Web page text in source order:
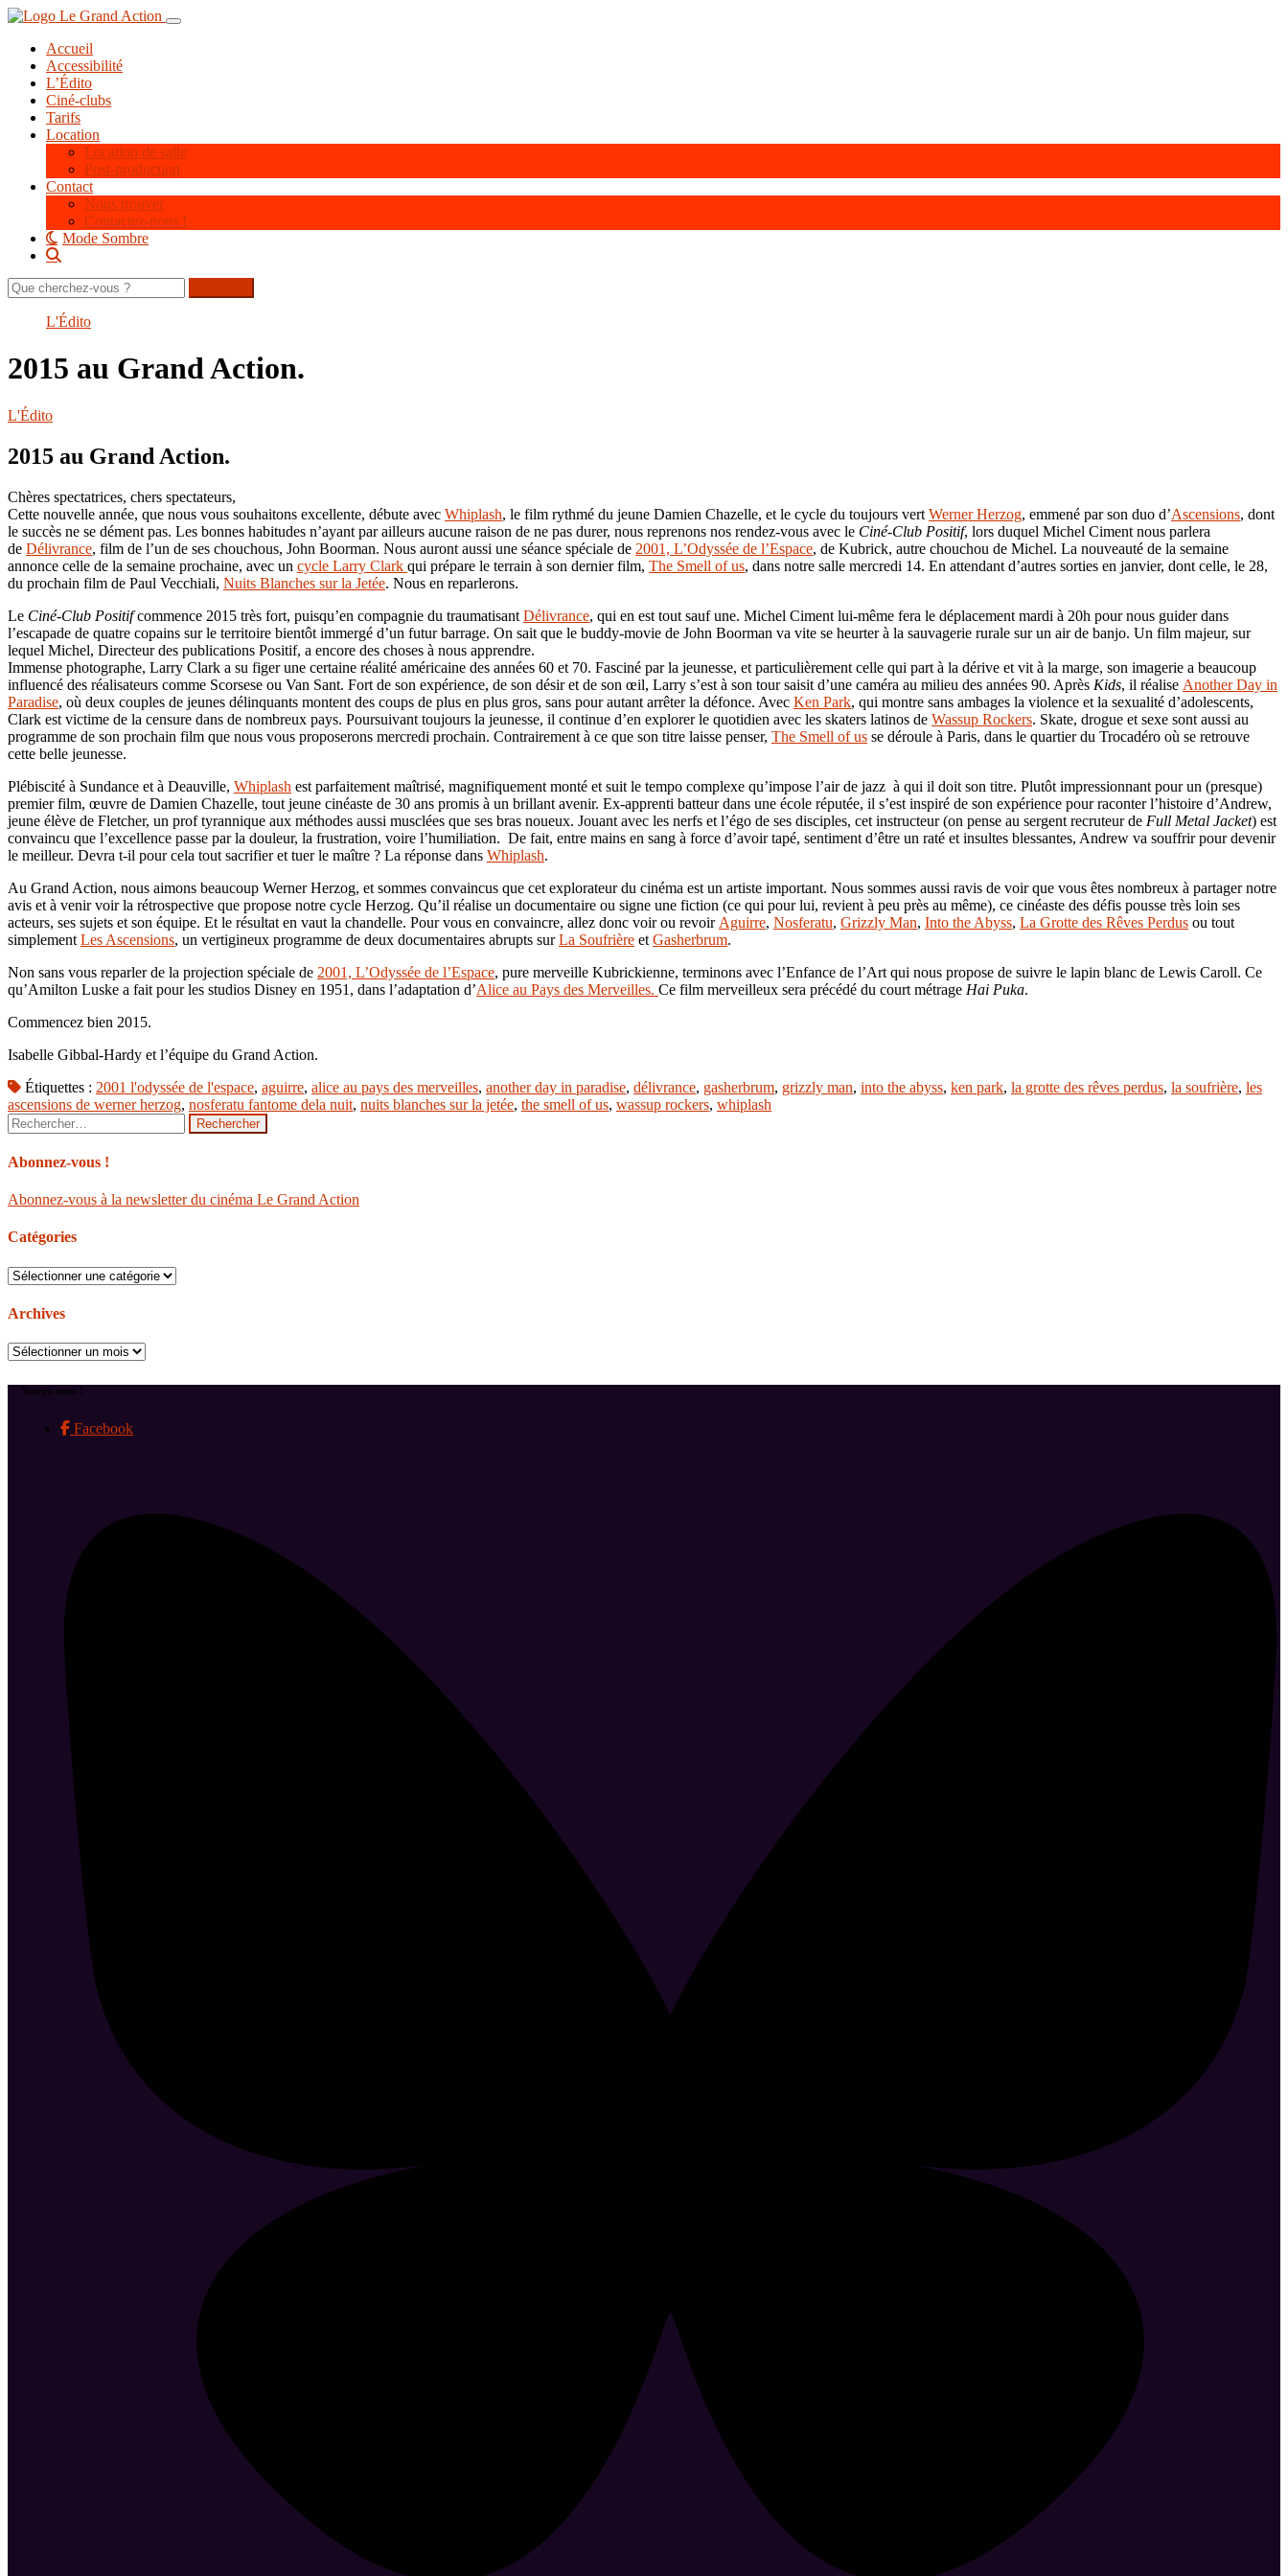
Aller
contenu
principal
Toggle navigation
Accueil
Accessibilité
L’Édito
Ciné-clubs
Tarifs
Location
Location de salle
Post-production
Contact
Nous trouver
Contactez-nous !
Mode Sombre
Rechercher
sur
L'Édito
2015 au Grand Action.
L'Édito
2015 au Grand Action.
Chères spectatrices, chers spectateurs,
Cette nouvelle année, que nous vous souhaitons excellente, débute avec Whiplash, le film rythmé du jeune Damien Chazelle, et le cycle du toujours vert Werner Herzog, emmené par son duo d’Ascensions, dont
le succès ne se dément pas. Les bonnes habitudes n’ayant par ailleurs aucune raison de ne pas durer, nous reprenons nos rendez-vous avec le Ciné-Club Positif, lors duquel Michel Ciment nous parlera
de Délivrance, film de l’un de ses chouchous, John Boorman. Nous auront aussi une séance spéciale de 2001, L’Odyssée de l’Espace, de Kubrick, autre chouchou de Michel. La nouveauté de la semaine
annonce celle de la semaine prochaine, avec un cycle Larry Clark qui prépare le terrain à son dernier film, The Smell of us, dans notre salle mercredi 14. En attendant d’autres sorties en janvier, dont celle, le 28,
du prochain film de Paul Vecchiali, Nuits Blanches sur la Jetée. Nous en reparlerons.
Le Ciné-Club Positifcommence 2015 très fort, puisqu’en compagnie du traumatisant Délivrance, qui en est tout sauf une. Michel Ciment lui-même fera le déplacement mardi à 20h pour nous guider dans
l’escapade de quatre copains sur le territoire bientôt immergé d’un futur barrage. On sait que le buddy-movie de John Boorman va vite se heurter à la sauvagerie rurale sur un air de banjo. Un film majeur, sur
lequel Michel, Directeur des publications Positif, a encore des choses à nous apprendre.
Immense photographe, Larry Clark a su figer une certaine réalité américaine des années 60 et 70. Fasciné par la jeunesse, et particulièrement celle qui part à la dérive et vit à la marge, son imagerie a beaucoup
influencé des réalisateurs comme Scorsese ou Van Sant. Fort de son expérience, de son désir et de son œil, Larry s’est à son tour saisit d’une caméra au milieu des années 90. Après Kids, il réalise Another Day in
Paradise, où deux couples de jeunes délinquants montent des coups de plus en plus gros, sans pour autant arrêter la défonce. Avec Ken Park, qui montre sans ambages la violence et la sexualité d’adolescents,
Clark est victime de la censure dans de nombreux pays. Poursuivant toujours la jeunesse, il continue d’en explorer le quotidien avec les skaters latinos de Wassup Rockers. Skate, drogue et sexe sont aussi au
programme de son prochain film que nous vous proposerons mercredi prochain. Contrairement à ce que son titre laisse penser, The Smell of us se déroule à Paris, dans le quartier du Trocadéro où se retrouve
cette belle jeunesse.
Plébiscité à Sundance et à Deauville, Whiplash est parfaitement maîtrisé, magnifiquement monté et suit le tempo complexe qu’impose l’air de jazz à qui il doit son titre. Plutôt impressionnant pour un (presque)
premier film, œuvre de Damien Chazelle, tout jeune cinéaste de 30 ans promis à un brillant avenir. Ex-apprenti batteur dans une école réputée, il s’est inspiré de son expérience pour raconter l’histoire d’Andrew,
jeune élève de Fletcher, un prof tyrannique aux méthodes aussi musclées que ses bras noueux. Jouant avec les nerfs et l’égo de ses disciples, cet instructeur (on pense au sergent recruteur de Full Metal Jacket) est
convaincu que l’excellence passe par la douleur, la frustration, voire l’humiliation. De fait, entre mains en sang à force d’avoir tapé, sentiment d’être un raté et insultes blessantes, Andrew va souffrir pour devenir
le meilleur. Devra t-il pour cela tout sacrifier et tuer le maître ? La réponse dans Whiplash.
Au Grand Action, nous aimons beaucoup Werner Herzog, et sommes convaincus que cet explorateur du cinéma est un artiste important. Nous sommes aussi ravis de voir que vous êtes nombreux à partager notre
avis et à venir voir la rétrospective que propose notre cycle Herzog. Qu’il réalise un documentaire ou signe une fiction (ce qui pour lui, revient à peu près au même), ce cinéaste des défis pousse très loin ses
acteurs, ses sujets et son équipe. Et le résultat en vaut la chandelle. Pour vous en convaincre, allez donc voir ou revoir Aguirre, Nosferatu, Grizzly Man, Into the Abyss, La Grotte des Rêves Perdus ou tout
simplement Les Ascensions, un vertigineux programme de deux documentaires abrupts surLa Soufrière et Gasherbrum.
Non sans vous reparler de la projection spéciale de 2001, L’Odyssée de l’Espace, pure merveille Kubrickienne, terminons avec l’Enfance de l’Art qui nous propose de suivre le lapin blanc de Lewis Caroll. Ce
qu’Amilton Luske a fait pour les studios Disney en 1951, dans l’adaptation d’Alice au Pays des Merveilles. Ce film merveilleux sera précédé du court métrage Hai Puka.
Commencez bien 2015.
Isabelle Gibbal-Hardy et l’équipe du Grand Action.
Étiquettes : 2001 l'odyssée de l'espace, aguirre, alice au pays des merveilles, another day in paradise, délivrance, gasherbrum, grizzly man, into the abyss, ken park, la grotte des rêves perdus, la soufrière, les
ascensions de werner herzog, nosferatu fantome dela nuit, nuits blanches sur la jetée, the smell of us, wassup rockers, whiplash
Rechercher :
Abonnez-vous !
Abonnez-vous à la newsletter du cinéma Le Grand Action
Catégories
Catégories
Archives
Archives
Suivez-nous !
Facebook